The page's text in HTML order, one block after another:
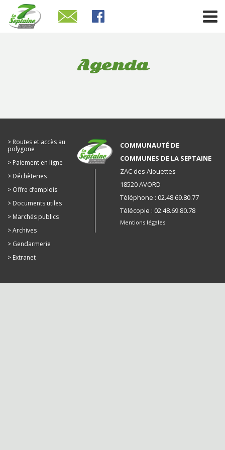
Agenda
Routes et accès au
polygone
Paiement en ligne
Déchèteries
Offre d’emplois
Documents utiles
Marchés publics
Archives
Gendarmerie
Extranet
COMMUNAUTÉ DE
COMMUNES DE LA SEPTAINE
ZAC des Alouettes
18520 AVORD
Téléphone : 02.48.69.80.77
Télécopie : 02.48.69.80.78
Mentions légales